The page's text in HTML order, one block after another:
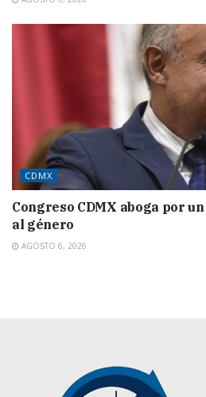
CDMX
Congreso CDMX aboga por
al género
AGOSTO 6, 2026